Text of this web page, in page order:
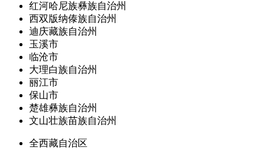
红河哈尼族彝族自治州
西双版纳傣族自治州
迪庆藏族自治州
玉溪市
临沧市
大理白族自治州
丽江市
保山市
楚雄彝族自治州
文山壮族苗族自治州
全西藏自治区